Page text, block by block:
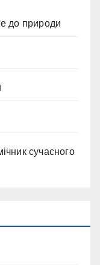
до природи
сучасного